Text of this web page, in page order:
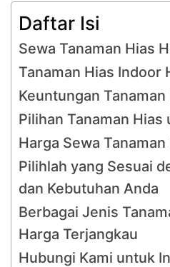
Daftar Isi
Sewa Tanaman Hias
Tanaman Hias Indoor
Keuntungan
Pilihan Tanaman Hias
Harga Sewa
Pilihlah yang Sesuai
dan Kebutuhan Anda
Berbagai Jenis
Harga Terjangkau
Hubungi Kami untuk